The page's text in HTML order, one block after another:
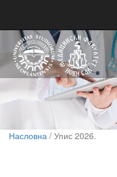
Насловна / Упис 2026.